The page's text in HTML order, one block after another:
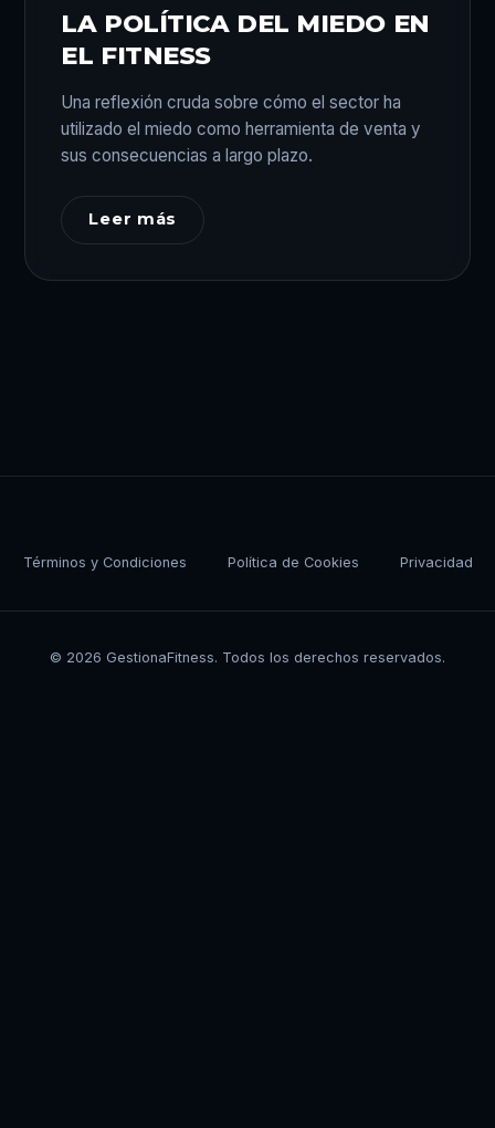
LA POLÍTICA DEL MIEDO EN
EL FITNESS
Una reflexión cruda sobre cómo el sector ha
utilizado el miedo como herramienta de venta y
sus consecuencias a largo plazo.
Leer más
Términos y Condiciones Política de Cookies Privacidad
© 2026 GestionaFitness. Todos los derechos reservados.